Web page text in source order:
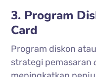
3. Program
Card
Program diskon
strategi pemasaran